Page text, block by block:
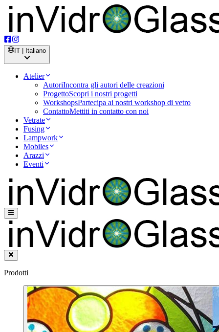
IT | Italiano
Atelier
AutoriIncontra gli autori delle creazioni
ProgettoScopri i nostri progetti
WorkshopsPartecipa ai nostri workshop di vetro
ContattoMettiti in contatto con noi
Vetrate
Fusing
Lampwork
Mobiles
Arazzi
Eventi
Prodotti